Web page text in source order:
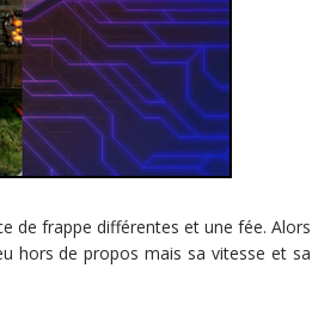
de frappe différentes et une fée. Alors
hors de propos mais sa vitesse et sa